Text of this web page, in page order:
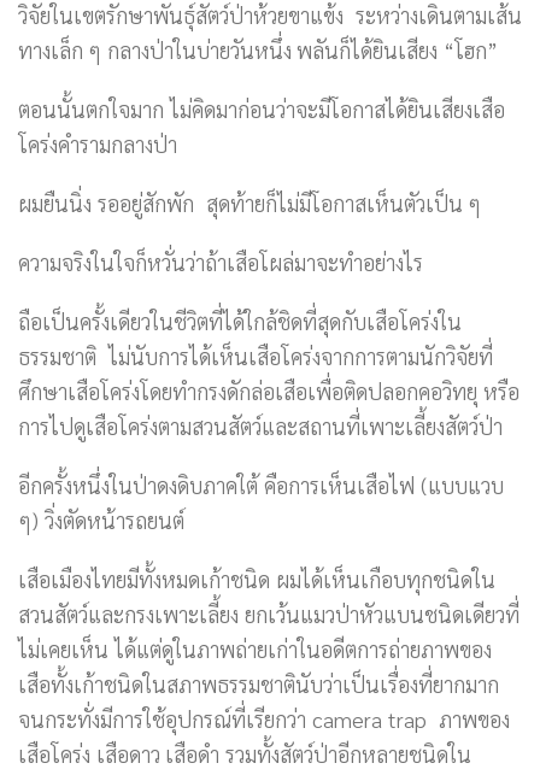
วิจัยในเขตรักษาพันธุ์สัตว์ป่าห้วยขาแข้ง ระหว่างเดินตามเส้น
ทางเล็ก ๆ กลางป่าในบ่ายวันหนึ่ง พลันก็ได้ยินเสียง “โฮก”
ตอนนั้นตกใจมาก ไม่คิดมาก่อนว่าจะมีโอกาสได้ยินเสียงเสือ
โคร่งคำรามกลางป่า
ผมยืนนิ่ง รออยู่สักพัก สุดท้ายก็ไม่มีโอกาสเห็นตัวเป็น ๆ
ความจริงในใจก็หวั่นว่าถ้าเสือโผล่มาจะทำอย่างไร
ถือเป็นครั้งเดียวในชีวิตที่ได้ใกล้ชิดที่สุดกับเสือโคร่งใน
ธรรมชาติ ไม่นับการได้เห็นเสือโคร่งจากการตามนักวิจัยที่
ศึกษาเสือโคร่งโดยทำกรงดักล่อเสือเพื่อติดปลอกคอวิทยุ หรือ
การไปดูเสือโคร่งตามสวนสัตว์และสถานที่เพาะเลี้ยงสัตว์ป่า
อีกครั้งหนึ่งในป่าดงดิบภาคใต้ คือการเห็นเสือไฟ (แบบแวบ
ๆ) วิ่งตัดหน้ารถยนต์
เสือเมืองไทยมีทั้งหมดเก้าชนิด ผมได้เห็นเกือบทุกชนิดใน
สวนสัตว์และกรงเพาะเลี้ยง ยกเว้นแมวป่าหัวแบนชนิดเดียวที่
ไม่เคยเห็น ได้แต่ดูในภาพถ่ายเก่าในอดีตการถ่ายภาพของ
เสือทั้งเก้าชนิดในสภาพธรรมชาตินับว่าเป็นเรื่องที่ยากมาก
จนกระทั่งมีการใช้อุปกรณ์ที่เรียกว่า camera trap ภาพของ
เสือโคร่ง เสือดาว เสือดำ รวมทั้งสัตว์ป่าอีกหลายชนิดใน